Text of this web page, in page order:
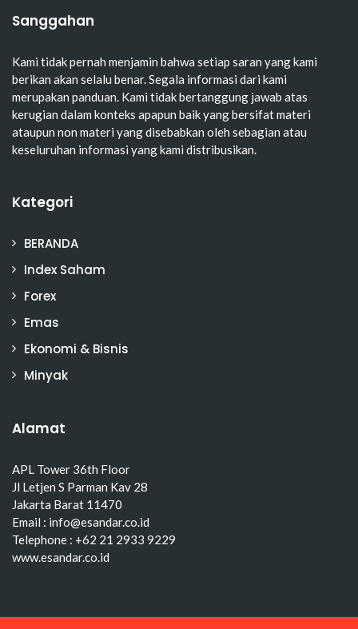
Sanggahan
Kami tidak pernah menjamin bahwa setiap saran yang kami
berikan akan selalu benar. Segala informasi dari kami
merupakan panduan. Kami tidak bertanggung jawab atas
kerugian dalam konteks apapun baik yang bersifat materi
ataupun non materi yang disebabkan oleh sebagian atau
keseluruhan informasi yang kami distribusikan.
Kategori
BERANDA
Index Saham
Forex
Emas
Ekonomi & Bisnis
Minyak
Alamat
APL Tower 36th Floor
Jl Letjen S Parman Kav 28
Jakarta Barat 11470
Email : info@esandar.co.id
Telephone : +62 21 2933 9229
www.esandar.co.id